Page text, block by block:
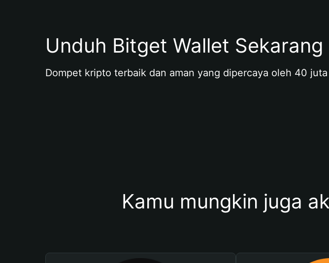
Unduh Bitget Wallet Sekarang
Dompet kripto terbaik dan aman yang dipercaya oleh 40
Kamu mungkin juga